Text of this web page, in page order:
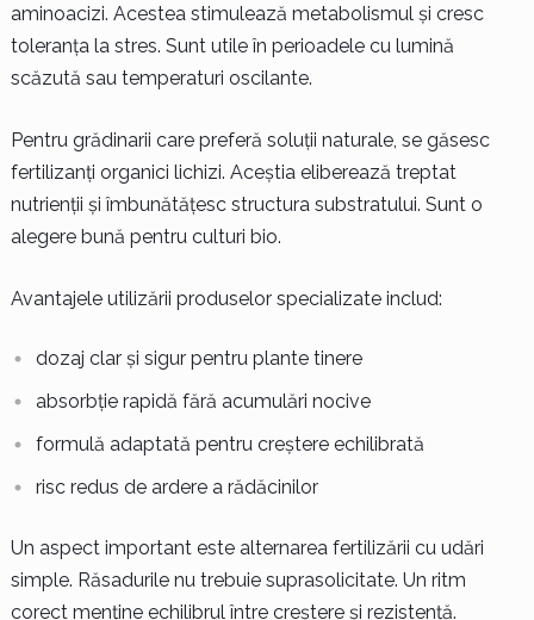
aminoacizi. Acestea stimulează metabolismul și cresc
toleranța la stres. Sunt utile în perioadele cu lumină
scăzută sau temperaturi oscilante.
Pentru grădinarii care preferă soluții naturale, se găsesc
fertilizanți organici lichizi. Aceștia eliberează treptat
nutrienții și îmbunătățesc structura substratului. Sunt o
alegere bună pentru culturi bio.
Avantajele utilizării produselor specializate includ:
dozaj clar și sigur pentru plante tinere
absorbție rapidă fără acumulări nocive
formulă adaptată pentru creștere echilibrată
risc redus de ardere a rădăcinilor
Un aspect important este alternarea fertilizării cu udări
simple. Răsadurile nu trebuie suprasolicitate. Un ritm
corect menține echilibrul între creștere și rezistență.